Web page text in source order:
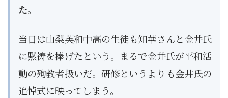
た。
当日は山梨英和中高の生徒も知華さんと金井氏
に黙祷を捧げたという。まるで金井氏が平和活
動の殉教者扱いだ。研修というよりも金井氏の
追悼式に映ってしまう。